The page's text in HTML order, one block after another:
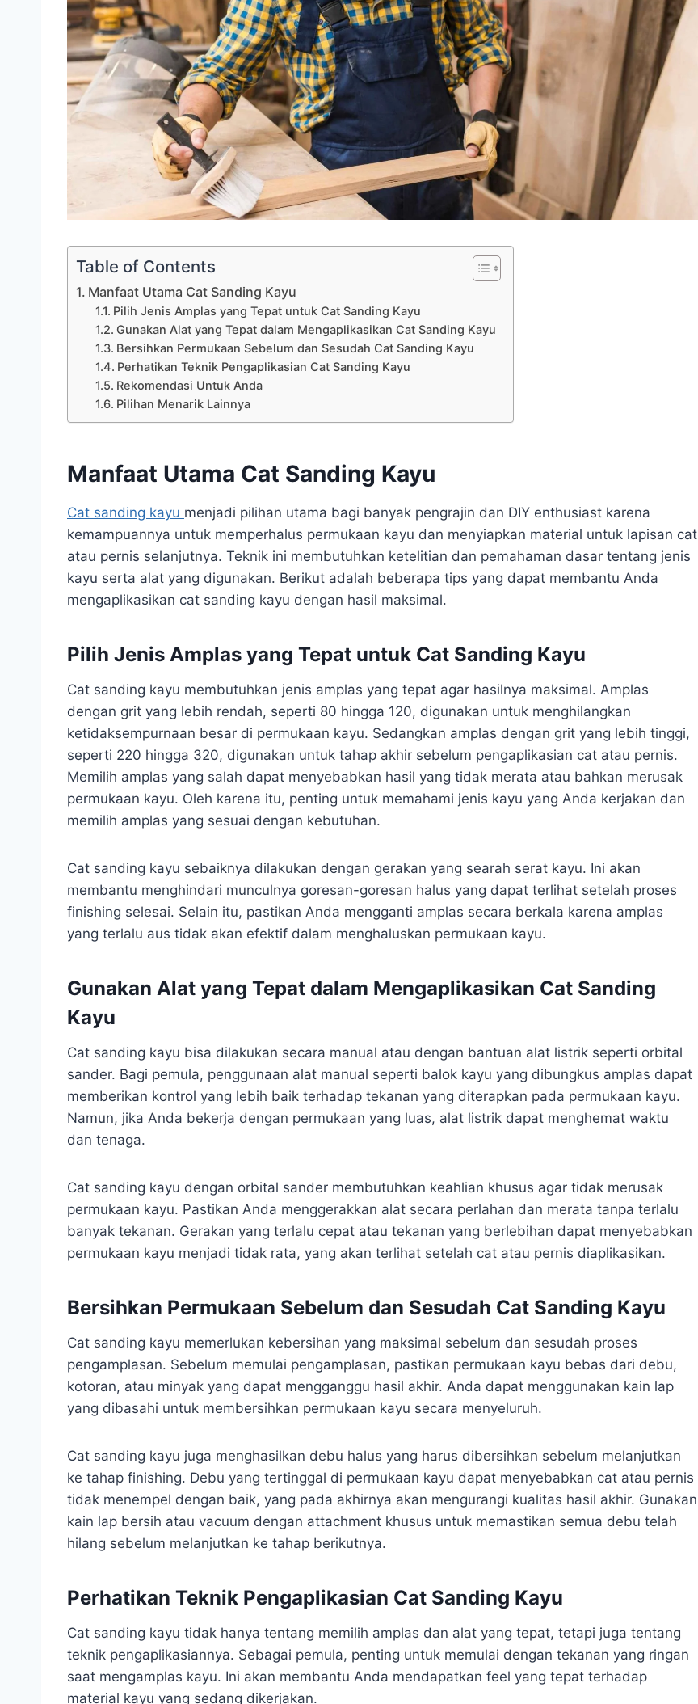
Table of Contents
Manfaat Utama Cat Sanding Kayu
Pilih Jenis Amplas yang Tepat untuk Cat Sanding Kayu
Gunakan Alat yang Tepat dalam Mengaplikasikan Cat Sanding Kayu
Bersihkan Permukaan Sebelum dan Sesudah Cat Sanding Kayu
Perhatikan Teknik Pengaplikasian Cat Sanding Kayu
Rekomendasi Untuk Anda
Pilihan Menarik Lainnya
Manfaat Utama Cat Sanding Kayu
Cat sanding kayu menjadi pilihan utama bagi banyak pengrajin dan DIY enthusiast karena
kemampuannya untuk memperhalus permukaan kayu dan menyiapkan material untuk lapisan cat
atau pernis selanjutnya. Teknik ini membutuhkan ketelitian dan pemahaman dasar tentang jenis
kayu serta alat yang digunakan. Berikut adalah beberapa tips yang dapat membantu Anda
mengaplikasikan cat sanding kayu dengan hasil maksimal.
Pilih Jenis Amplas yang Tepat untuk Cat Sanding Kayu
Cat sanding kayu membutuhkan jenis amplas yang tepat agar hasilnya maksimal. Amplas
dengan grit yang lebih rendah, seperti 80 hingga 120, digunakan untuk menghilangkan
ketidaksempurnaan besar di permukaan kayu. Sedangkan amplas dengan grit yang lebih tinggi,
seperti 220 hingga 320, digunakan untuk tahap akhir sebelum pengaplikasian cat atau pernis.
Memilih amplas yang salah dapat menyebabkan hasil yang tidak merata atau bahkan merusak
permukaan kayu. Oleh karena itu, penting untuk memahami jenis kayu yang Anda kerjakan dan
memilih amplas yang sesuai dengan kebutuhan.
Cat sanding kayu sebaiknya dilakukan dengan gerakan yang searah serat kayu. Ini akan
membantu menghindari munculnya goresan-goresan halus yang dapat terlihat setelah proses
finishing selesai. Selain itu, pastikan Anda mengganti amplas secara berkala karena amplas
yang terlalu aus tidak akan efektif dalam menghaluskan permukaan kayu.
Gunakan Alat yang Tepat dalam Mengaplikasikan Cat Sanding
Kayu
Cat sanding kayu bisa dilakukan secara manual atau dengan bantuan alat listrik seperti orbital
sander. Bagi pemula, penggunaan alat manual seperti balok kayu yang dibungkus amplas dapat
memberikan kontrol yang lebih baik terhadap tekanan yang diterapkan pada permukaan kayu.
Namun, jika Anda bekerja dengan permukaan yang luas, alat listrik dapat menghemat waktu
dan tenaga.
Cat sanding kayu dengan orbital sander membutuhkan keahlian khusus agar tidak merusak
permukaan kayu. Pastikan Anda menggerakkan alat secara perlahan dan merata tanpa terlalu
banyak tekanan. Gerakan yang terlalu cepat atau tekanan yang berlebihan dapat menyebabkan
permukaan kayu menjadi tidak rata, yang akan terlihat setelah cat atau pernis diaplikasikan.
Bersihkan Permukaan Sebelum dan Sesudah Cat Sanding Kayu
Cat sanding kayu memerlukan kebersihan yang maksimal sebelum dan sesudah proses
pengamplasan. Sebelum memulai pengamplasan, pastikan permukaan kayu bebas dari debu,
kotoran, atau minyak yang dapat mengganggu hasil akhir. Anda dapat menggunakan kain lap
yang dibasahi untuk membersihkan permukaan kayu secara menyeluruh.
Cat sanding kayu juga menghasilkan debu halus yang harus dibersihkan sebelum melanjutkan
ke tahap finishing. Debu yang tertinggal di permukaan kayu dapat menyebabkan cat atau pernis
tidak menempel dengan baik, yang pada akhirnya akan mengurangi kualitas hasil akhir. Gunakan
kain lap bersih atau vacuum dengan attachment khusus untuk memastikan semua debu telah
hilang sebelum melanjutkan ke tahap berikutnya.
Perhatikan Teknik Pengaplikasian Cat Sanding Kayu
Cat sanding kayu tidak hanya tentang memilih amplas dan alat yang tepat, tetapi juga tentang
teknik pengaplikasiannya. Sebagai pemula, penting untuk memulai dengan tekanan yang ringan
saat mengamplas kayu. Ini akan membantu Anda mendapatkan feel yang tepat terhadap
material kayu yang sedang dikerjakan.